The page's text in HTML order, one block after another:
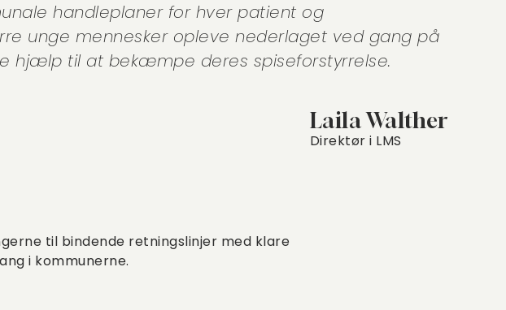
handleplaner for hver patient og
unge mennesker opleve nederlaget ved gang på
hjælp til at bekæmpe deres spiseforstyrrelse.
Laila Walther
Direktør i LMS
til bindende retningslinjer med klare
i kommunerne.